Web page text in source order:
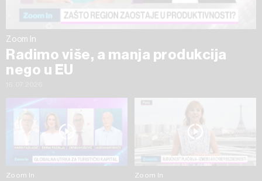
Zoom In
Radimo više, a manja produkcija
nego u EU
Zoom In Zoom In